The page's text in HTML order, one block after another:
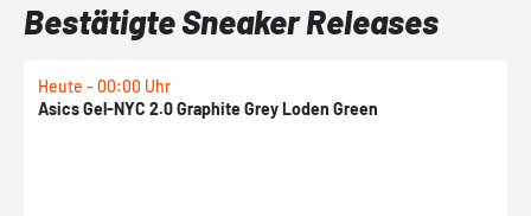
Bestätigte Sneaker Releases
Heute - 00:00 Uhr
Asics Gel-NYC 2.0 Graphite Grey Loden Green